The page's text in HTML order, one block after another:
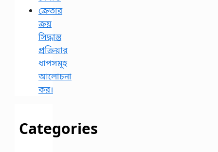
ক্রেতার
ক্রয়
সিদ্ধান্ত
প্রক্রিয়ার
ধাপসমূহ
আলোচনা
কর।
Categories